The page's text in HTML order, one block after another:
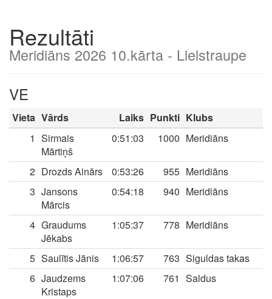
Rezultāti
Meridiāns 2026 10.kārta - Lielstraupe
VE
Vieta Vārds Laiks Punkti Klubs
1 Sirmais
Mārtiņš
0:51:03 1000 Meridiāns
2 Drozds Ainārs 0:53:26 955 Meridiāns
3 Jansons
Mārcis
0:54:18 940 Meridiāns
4 Graudums
Jēkabs
1:05:37 778 Meridiāns
5 Saulītis Jānis 1:06:57 763 Siguldas takas
6 Jaudzems
Kristaps
1:07:06 761 Saldus